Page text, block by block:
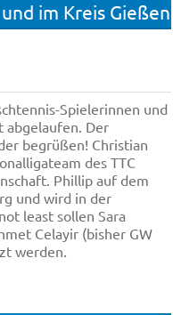
im Kreis Gießen
Spie­le­rin­nen und
ab­ge­lau­fen. Der
begrüßen! Christian
des TTC
Phillip auf dem
und wird in der
least sollen Sara
Celayir (bisher GW
werden.